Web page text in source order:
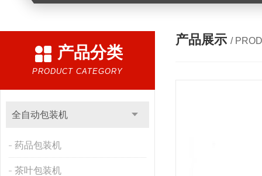
产品分类
PRODUCT CATEGORY
全自动包装机
药品包装机
茶叶包装机
产品展示 /